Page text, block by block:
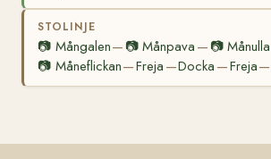
STOLINJE
📷 Mångalen— 📷Månpava — 📷 Månulla
📷 Måneflickan—Freja —Docka —Freja—